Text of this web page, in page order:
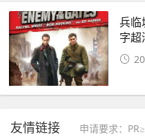
兵临
字
友情链接
申请要求：